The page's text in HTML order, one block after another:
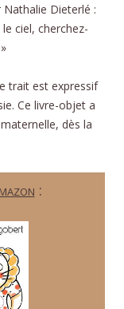
Dieterlé :
le ciel, cherchez-
trait est expressif
Ce livre-objet a
dès la
: